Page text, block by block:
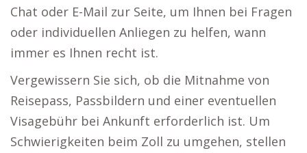
Chat oder E-Mail zur Seite, um Ihnen bei Fragen
oder individuellen Anliegen zu helfen, wann
immer es Ihnen recht ist.
Vergewissern Sie sich, ob die Mitnahme von
Reisepass, Passbildern und einer eventuellen
Visagebühr bei Ankunft erforderlich ist. Um
Schwierigkeiten beim Zoll zu umgehen, stellen